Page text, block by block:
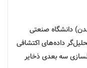
دانشگاه صنعتی
داده‌های اکتشافی
سه بعدی ذخایر